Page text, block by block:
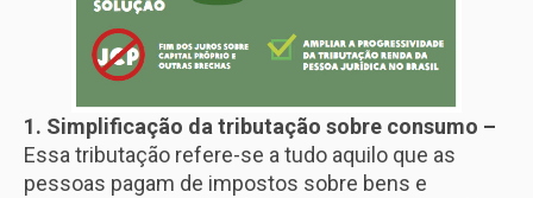
1. Simplificação da tributação sobre consumo –
Essa tributação refere-se a tudo aquilo que as
pessoas pagam de impostos sobre bens e